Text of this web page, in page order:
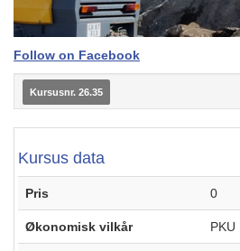
Follow on Facebook
Kursusnr. 26.35
Kursus data
Pris 0
Økonomisk vilkår PKU